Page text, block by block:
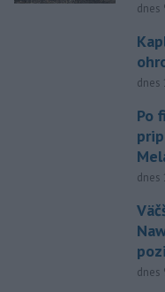
dnes
dnes
Po
dnes
dnes